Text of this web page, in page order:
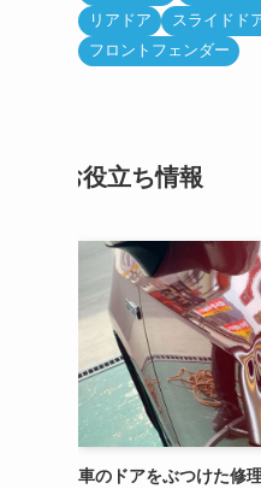
リアドア
スライドド
フロントフェンダー
お役立ち情報
車のドアをぶつけた修